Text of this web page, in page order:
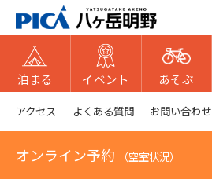
泊まる イベント あそぶ
アクセス よくある質問 お問い合わせ
オンライン予約 （空室状況）